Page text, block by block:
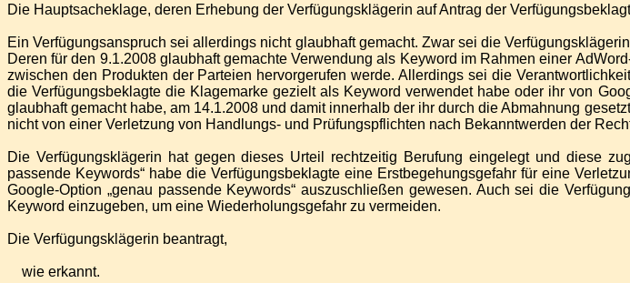
Die Hauptsacheklage, deren Erhebung der Verfügungsklägerin auf Antrag der
Ein Verfügungsanspruch sei allerdings nicht glaubhaft gemacht. Zwar sei die
Deren für den 9.1.2008 glaubhaft gemachte Verwendung als Keyword im Rahmen einer
zwischen den Produkten der Parteien hervorgerufen werde. Allerdings sei die
die Verfügungsbeklagte die Klagemarke gezielt als Keyword verwendet habe oder ihr von
glaubhaft gemacht habe, am 14.1.2008 und damit innerhalb der ihr durch die Abmahnung
nicht von einer Verletzung von Handlungs- und Prüfungspflichten nach Bekanntwerden der
Die Verfügungsklägerin hat gegen dieses Urteil rechtzeitig Berufung eingelegt und diese
passende Keywords“ habe die Verfügungsbeklagte eine Erstbegehungsgefahr für eine
Google-Option „genau passende Keywords“ auszuschließen gewesen. Auch sei die
Keyword einzugeben, um eine Wiederholungsgefahr zu vermeiden.
Die Verfügungsklägerin beantragt,
wie erkannt.